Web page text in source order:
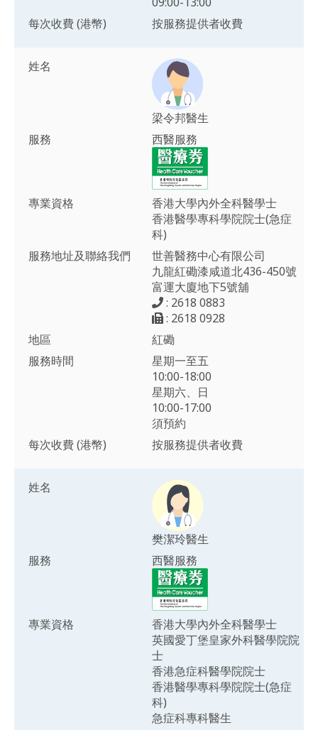
每次收費 (港幣)
按服務提供者收費
姓名
梁令邦醫生
服務
西醫服務
專業資格
香港大學內外全科醫學士
香港醫學專科學院院士(急症
科)
服務地址及聯絡我們
世善醫務中心有限公司
九龍紅磡漆咸道北436-450號
富運大廈地下5號舖
: 2618 0883
: 2618 0928
地區
紅磡
服務時間
星期一至五
10:00-18:00
星期六、日
10:00-17:00
須預約
每次收費 (港幣)
按服務提供者收費
姓名
樊潔玲醫生
服務
西醫服務
專業資格
香港大學內外全科醫學士
英國愛丁堡皇家外科醫學院院
士
香港急症科醫學院院士
香港醫學專科學院院士(急症
科)
急症科專科醫生